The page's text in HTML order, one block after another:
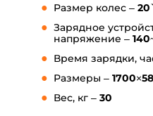
Размер колес –
Зарядное
напряжение –
Время зарядки,
Размеры –
Вес, кг – 30